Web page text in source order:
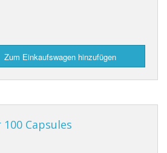
Zum Einkaufswagen hinzufügen
Capsules